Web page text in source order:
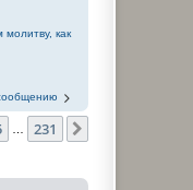
как
231